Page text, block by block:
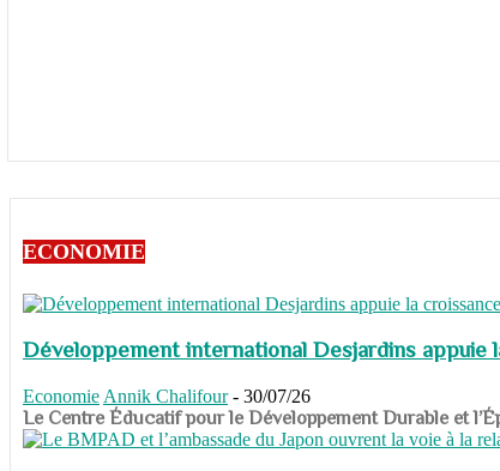
ECONOMIE
Développement international Desjardins appuie
Economie Annik Chalifour - 30/07/26
​​​​​​​Le Centre Éducatif pour le Développement Durable et